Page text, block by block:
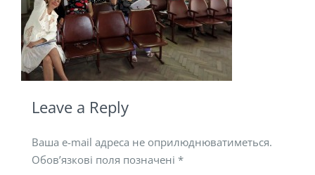
Leave a Reply
Ваша e-mail адреса не оприлюднюватиметься.
Обов’язкові поля позначені *